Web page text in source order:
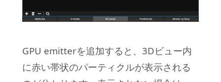
GPU emitterを追加すると、3Dビュー内
に赤い帯状のパーティクルが表示される